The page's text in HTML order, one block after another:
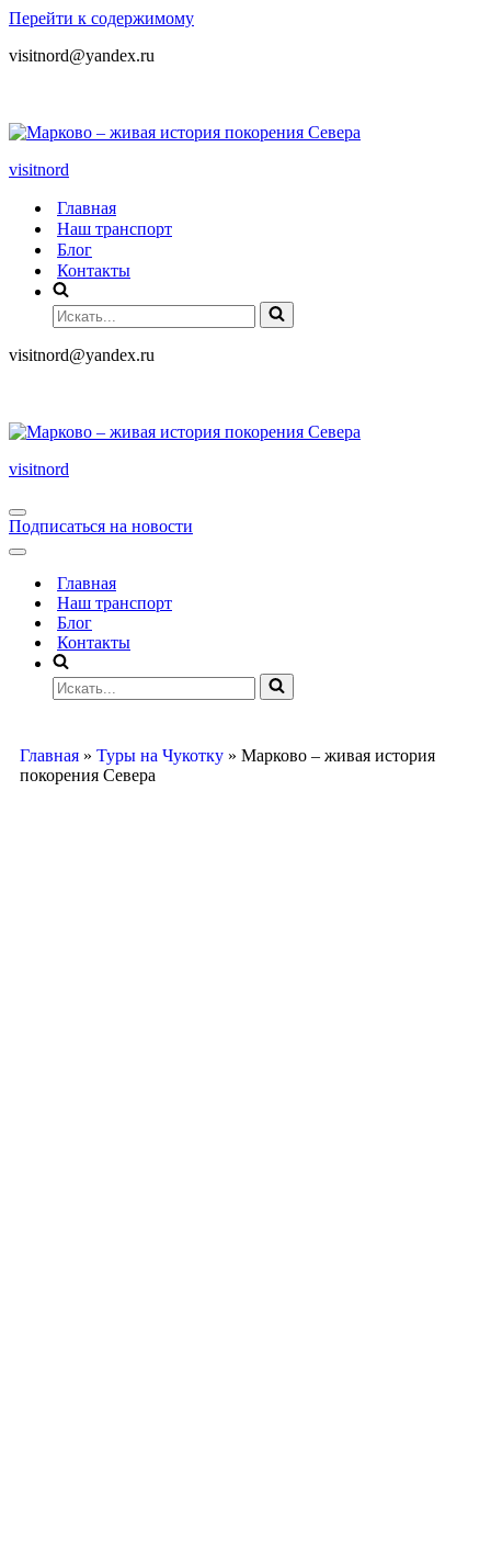
Перейти к содержимому
visitnord@yandex.ru
visitnord
Главная
Наш транспорт
Блог
Контакты
visitnord@yandex.ru
visitnord
Подписаться на новости
Главная
Наш транспорт
Блог
Контакты
Главная » Туры на Чукотку » Марково – живая история
покорения Севера